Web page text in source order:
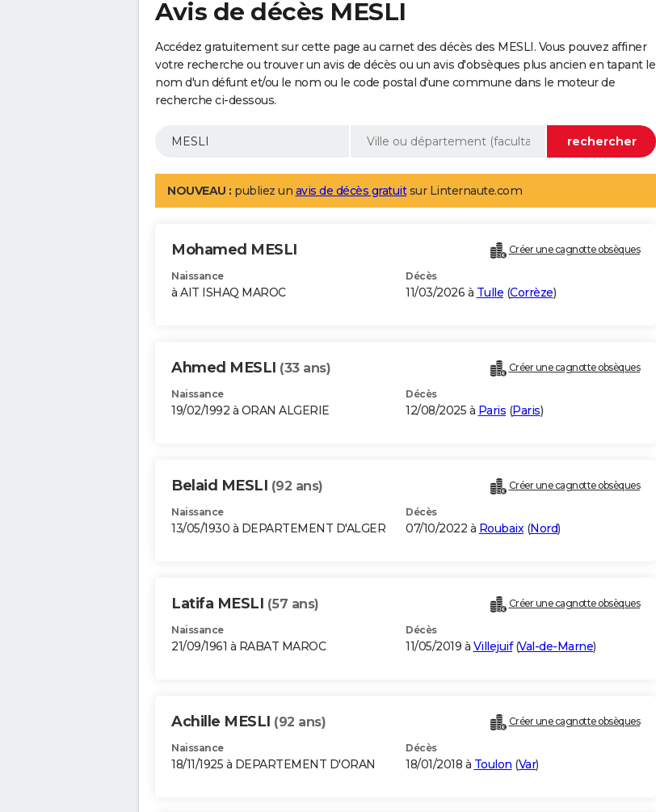
Avis de décès MESLI
Accédez gratuitement sur cette page au carnet des décès des MESLI. Vous pouvez affiner
votre recherche ou trouver un avis de décès ou un avis d'obsèques plus ancien en tapant le
nom d'un défunt et/ou le nom ou le code postal d'une commune dans le moteur de
recherche ci-dessous.
NOUVEAU : publiez un avis de décès gratuitsur Linternaute.com
Mohamed MESLI Créer une cagnotte obsèques
Naissance
à AIT ISHAQ MAROC
Décès
11/03/2026 à Tulle (Corrèze)
Ahmed MESLI (33 ans) Créer une cagnotte obsèques
Naissance
19/02/1992 à ORAN ALGERIE
Décès
12/08/2025 à Paris (Paris)
Belaid MESLI (92 ans) Créer une cagnotte obsèques
Naissance
13/05/1930 à DEPARTEMENT D'ALGER
Décès
07/10/2022 à Roubaix(Nord)
Latifa MESLI (57 ans) Créer une cagnotte obsèques
Naissance
21/09/1961 à RABAT MAROC
Décès
11/05/2019 à Villejuif(Val-de-Marne)
Achille MESLI (92 ans) Créer une cagnotte obsèques
Naissance
18/11/1925 à DEPARTEMENT D'ORAN
Décès
18/01/2018 à Toulon (Var)